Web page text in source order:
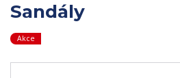
Sandály
Akce